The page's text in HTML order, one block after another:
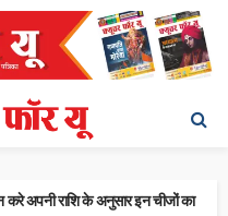
अपनी राशि के अनुसार इन चीजों का